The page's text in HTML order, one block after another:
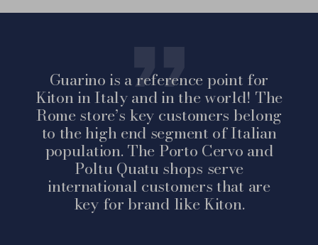
Guarino is a reference point for
Kiton in Italy and in the world! The
Rome store’s key customers belong
to the high end segment of Italian
population. The Porto Cervo and
Poltu Quatu shops serve
international customers that are
key for brand like Kiton.